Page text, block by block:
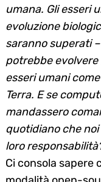
umana. Gli esseri
evoluzione
saranno superati
potrebbe
esseri umani
Terra. E se
mandassero
quotidiano che
loro
Ci consola sapere